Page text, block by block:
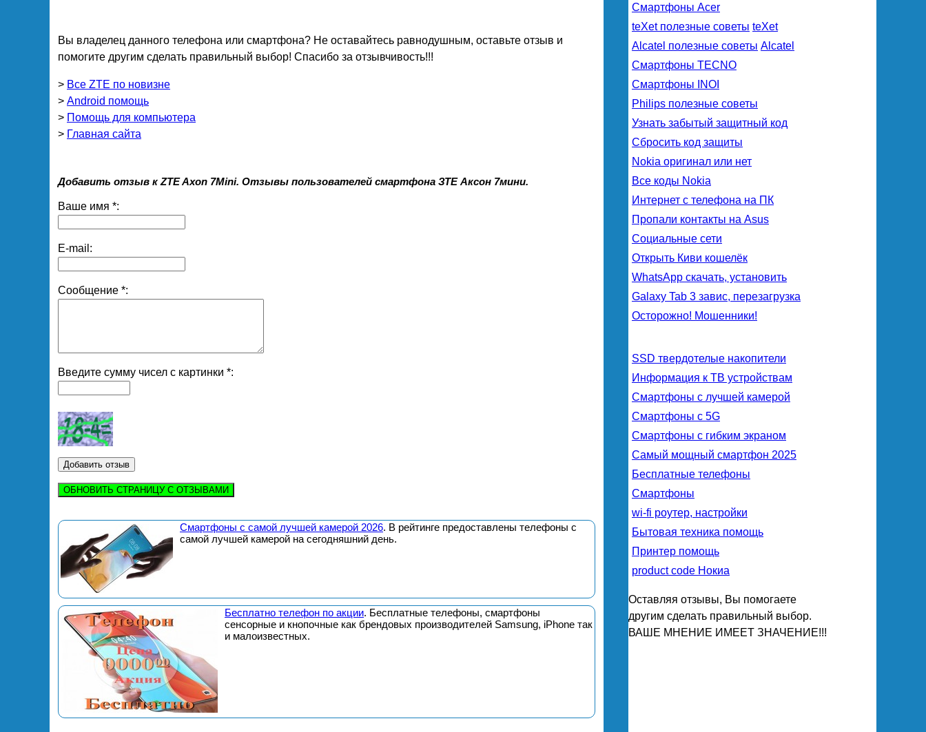
Вы владелец данного телефона или смартфона? Не оставайтесь равнодушным, оставьте отзыв и
помогите другим сделать правильный выбор! Спасибо за отзывчивость!!!
> Все ZTE по новизне
> Android помощь
> Помощь для компьютера
> Главная сайта
Добавить отзыв к ZTE Axon 7Mini. Отзывы пользователей смартфона ЗТЕ Аксон 7мини.
Ваше имя *:
E-mail:
Сообщение *:
Введите сумму чисел с картинки *:
ОБНОВИТЬ СТРАНИЦУ С ОТЗЫВАМИ
Смартфоны с самой лучшей камерой 2026. В рейтинге предоставлены телефоны с
самой лучшей камерой на сегодняшний день.
Бесплатно телефон по акции. Бесплатные телефоны, смартфоны
сенсорные и кнопочные как брендовых производителей Samsung, iPhone так
и малоизвестных.
Смартфоны Acer
teXet полезные советы teXet
Alcatel полезные советы Alcatel
Смартфоны TECNO
Смартфоны INOI
Philips полезные советы
Узнать забытый защитный код
Сбросить код защиты
Nokia оригинал или нет
Все коды Nokia
Интернет с телефона на ПК
Пропали контакты на Asus
Социальные сети
Открыть Киви кошелёк
WhatsApp скачать, установить
Galaxy Tab 3 завис, перезагрузка
Осторожно! Мошенники!
SSD твердотелые накопители
Информация к ТВ устройствам
Смартфоны с лучшей камерой
Смартфоны с 5G
Смартфоны с гибким экраном
Самый мощный смартфон 2025
Бесплатные телефоны
Смартфоны
wi-fi роутер, настройки
Бытовая техника помощь
Принтер помощь
product code Нокиа
Оставляя отзывы, Вы помогаете
другим сделать правильный выбор.
ВАШЕ МНЕНИЕ ИМЕЕТ ЗНАЧЕНИЕ!!!